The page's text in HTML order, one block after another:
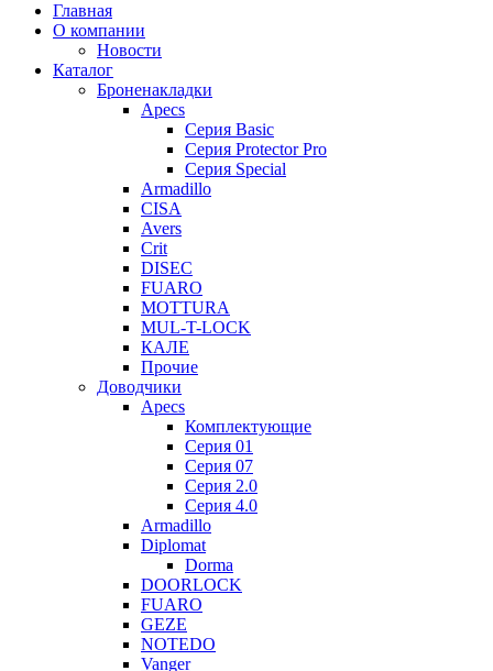
Главная
О компании
Новости
Каталог
Броненакладки
Apecs
Серия Basic
Серия Protector Pro
Серия Special
Armadillo
CISA
Avers
Crit
DISEC
FUARO
MOTTURA
MUL-T-LOCK
КАЛЕ
Прочие
Доводчики
Apecs
Комплектующие
Серия 01
Серия 07
Серия 2.0
Серия 4.0
Armadillo
Diplomat
Dorma
DOORLOCK
FUARO
GEZE
NOTEDO
Vanger